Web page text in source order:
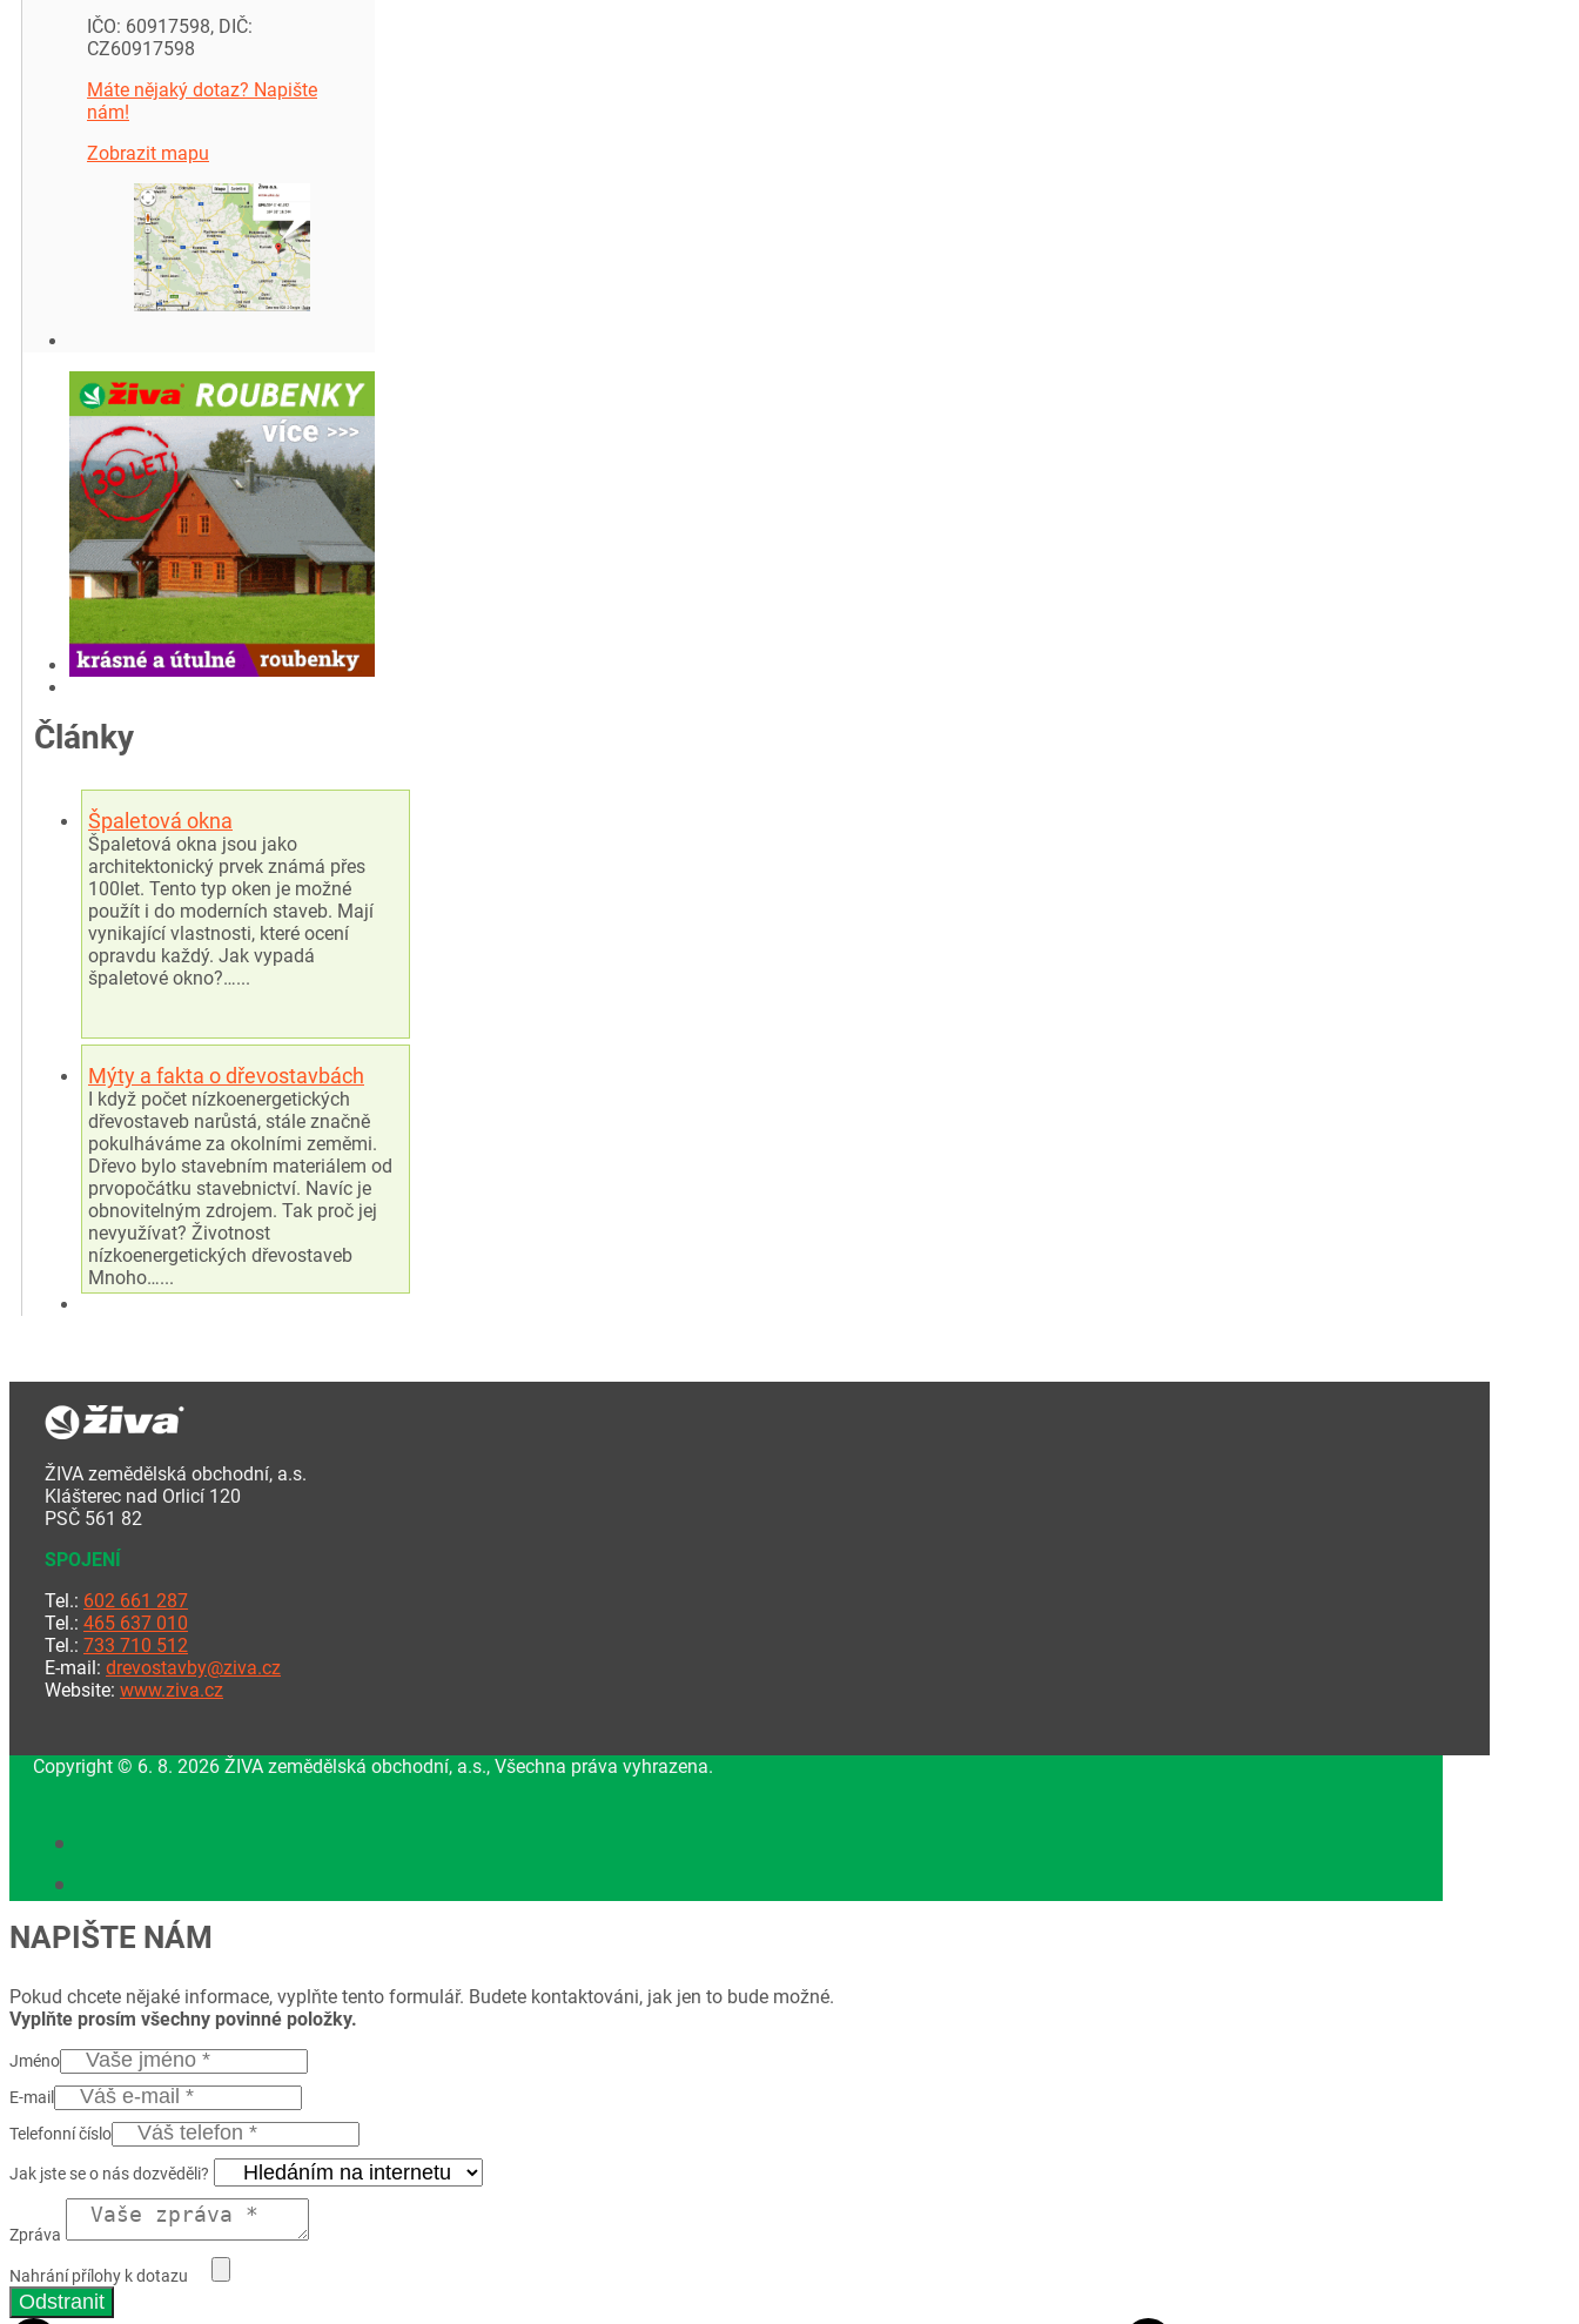
IČO: 60917598, DIČ:
CZ60917598
Máte nějaký dotaz? Napište
nám!
Zobrazit mapu
Články
Špaletová okna
Špaletová okna jsou jako
architektonický prvek známá přes
100let. Tento typ oken je možné
použít i do moderních staveb. Mají
vynikající vlastnosti, které ocení
opravdu každý. Jak vypadá
špaletové okno?…...
Mýty a fakta o dřevostavbách
I když počet nízkoenergetických
dřevostaveb narůstá, stále značně
pokulháváme za okolními zeměmi.
Dřevo bylo stavebním materiálem od
prvopočátku stavebnictví. Navíc je
obnovitelným zdrojem. Tak proč jej
nevyužívat? Životnost
nízkoenergetických dřevostaveb
Mnoho…...
ŽIVA zemědělská obchodní, a.s.
Klášterec nad Orlicí 120
PSČ 561 82
SPOJENÍ
Tel.: 602 661 287
Tel.: 465 637 010
Tel.: 733 710 512
E-mail: drevostavby@ziva.cz
Website: www.ziva.cz
Copyright © 6. 8. 2026 ŽIVA zemědělská obchodní, a.s., Všechna práva vyhrazena.
NAPIŠTE NÁM
Pokud chcete nějaké informace, vyplňte tento formulář. Budete kontaktováni, jak jen to bude možné.
Vyplňte prosím všechny povinné položky.
Jméno
E-mail
Telefonní číslo
Jak jste se o nás dozvěděli?
Zpráva
Nahrání přílohy k dotazu
Odstranit